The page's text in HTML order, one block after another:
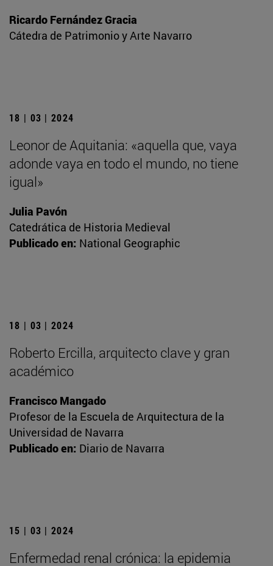
Ricardo Fernández Gracia
Cátedra de Patrimonio y Arte Navarro
18 | 03 | 2024
Leonor de Aquitania: «aquella que, vaya
adonde vaya en todo el mundo, no tiene
igual»
Julia Pavón
Catedrática de Historia Medieval
Publicado en: National Geographic
18 | 03 | 2024
Roberto Ercilla, arquitecto clave y gran
académico
Francisco Mangado
Profesor de la Escuela de Arquitectura de la
Universidad de Navarra
Publicado en: Diario de Navarra
15 | 03 | 2024
Enfermedad renal crónica: la epidemia